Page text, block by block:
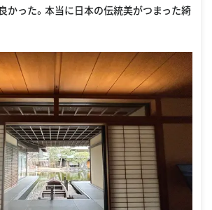
かった。本当に日本の伝統美がつまった綺